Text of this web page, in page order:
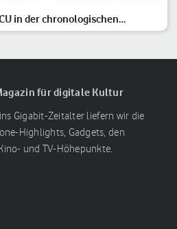
in der chronologischen
für digitale Kultur
Gigabit-Zeitalter liefern wir die
Highlights, Gadgets, den
und TV-Höhepunkte.